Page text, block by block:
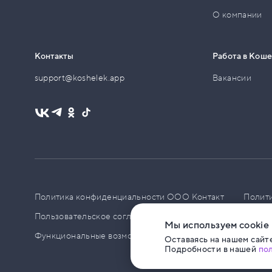
Контакты
support@koshelek.app
О компании
Работа в
Вакансии
Политика конфиденциальности ООО Контакт
Пользовательское соглашение
Функциональные возможности ПО
Мы используем cookie
Оставаясь на нашем
Подробности в нашей